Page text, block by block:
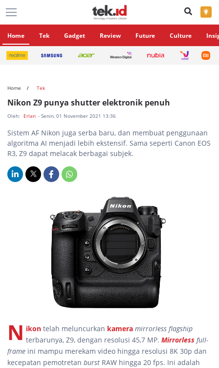
×
Home Tek Gadget Review Future Culture
Home Tek
Nikon Z9 punya shutter elektronik penuh
Oleh: Erlan - Senin, 01 November 2021 13:36
Sistem AF Nikon juga serba baru, dan membuat penggunaan
algoritma AI menjadi lebih ekstensif. Sama seperti Canon EOS
R3, Z9 dapat melacak berbagai subjek.
N ikon telah meluncurkan kamera mirrorless flagship
terbarunya, Z9, dengan resolusi 45,7 MP. Mirrorless full-
frame ini mampu merekam video hingga resolusi 8K 30p dan
kecepatan pemotretan burst RAW hingga 20 fps. Ini adalah